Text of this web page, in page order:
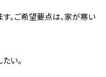
。ご希望要点は、家が寒い
い。